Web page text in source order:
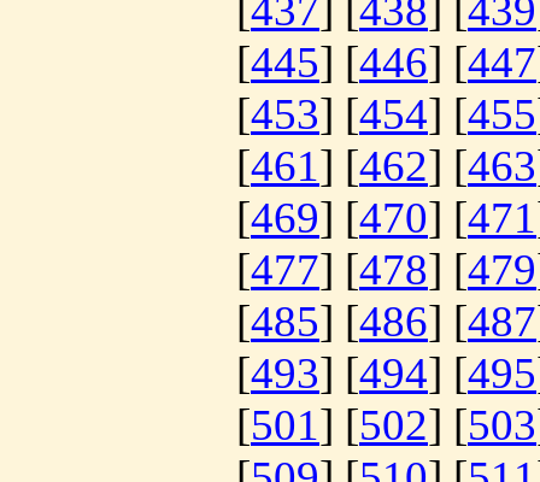
437 438 439
[445] [446] [447
[453] [454] [455
[461] [462] [463
[469] [470] [471
[477] [478] [479
[485] [486] [487
[493] [494] [495
[501] [502] [503